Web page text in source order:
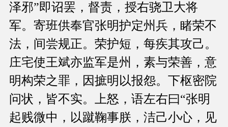
泽邪”即诏罢，督责，授右骁卫大将
军。寄班供奉官张明护定州兵，睹荣不
法，间尝规正。荣护短，每疾其攻己。
庄宅使王斌亦监军是州，素与荣善，意
明构荣之罪，因摭明以报怨。下枢密院
问状，皆不实。上怒，语左右曰“张明
起贱微中，以蹴鞠事朕，洁己小心，见